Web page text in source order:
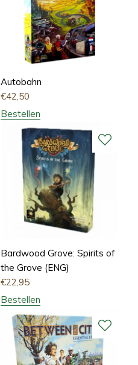
Autobahn
€42,50
Bestellen
Bardwood Grove: Spirits of
the Grove (ENG)
€22,95
Bestellen